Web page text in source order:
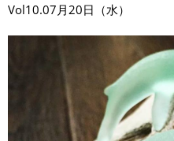
Vol10.07月20日（水）